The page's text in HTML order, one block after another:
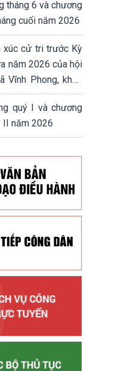
tháng 6 và chương
cuối năm 2026
xúc cử tri trước Kỳ
năm 2026 của hội
Vĩnh Phong, khoá
2031
quý I và chương
II năm 2026